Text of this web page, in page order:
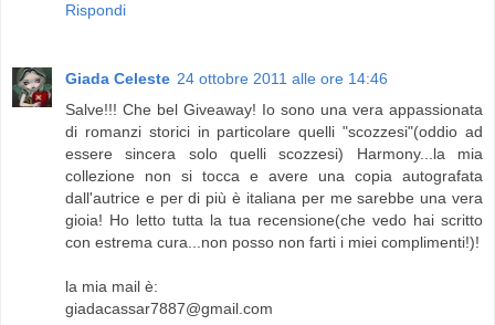
Rispondi
Giada Celeste 24 ottobre 2011 alle ore 14:46
Salve!!! Che bel Giveaway! Io sono una vera appassionata
di romanzi storici in particolare quelli "scozzesi"(oddio ad
essere sincera solo quelli scozzesi) Harmony...la mia
collezione non si tocca e avere una copia autografata
dall'autrice e per di più è italiana per me sarebbe una vera
gioia! Ho letto tutta la tua recensione(che vedo hai scritto
con estrema cura...non posso non farti i miei complimenti!)!
la mia mail è:
giadacassar7887@gmail.com